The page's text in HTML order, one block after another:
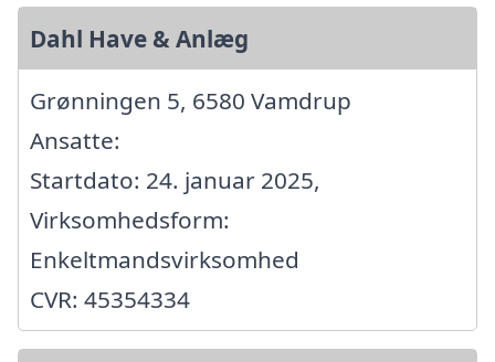
Dahl Have & Anlæg
Grønningen 5, 6580 Vamdrup
Ansatte:
Startdato: 24. januar 2025,
Virksomhedsform:
Enkeltmandsvirksomhed
CVR: 45354334